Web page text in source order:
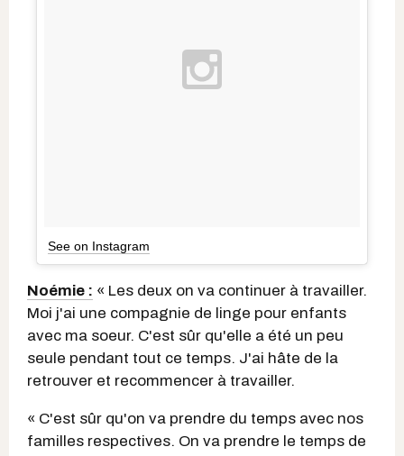
See on Instagram
Noémie : « Les deux on va continuer à travailler.
Moi j'ai une compagnie de linge pour enfants
avec ma soeur. C'est sûr qu'elle a été un peu
seule pendant tout ce temps. J'ai hâte de la
retrouver et recommencer à travailler.
« C'est sûr qu'on va prendre du temps avec nos
familles respectives. On va prendre le temps de